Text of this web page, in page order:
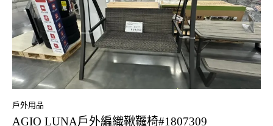
戶外用品
AGIO LUNA戶外編織鞦韆椅#1807309